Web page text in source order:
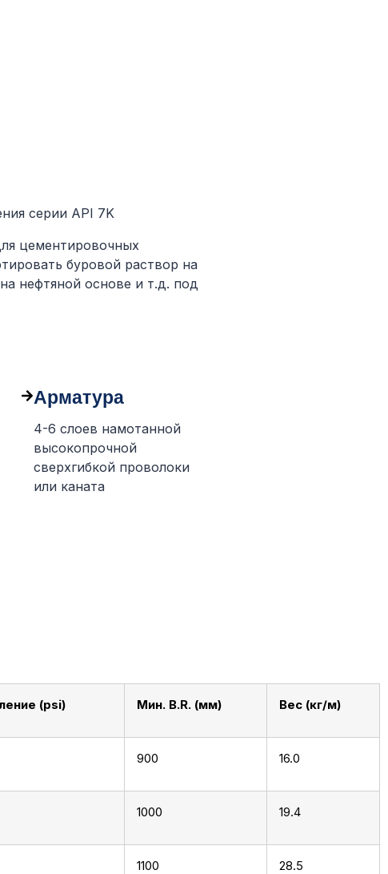
серии API 7K
цементировочных
буровой раствор на
нефтяной основе и т.д. под
Арматура
4-6 слоев намотанной
высокопрочной
сверхгибкой проволоки
или каната
(psi) Мин. B.R. (мм) Вес (кг/м)
900 16.0
1000 19.4
1100 28.5